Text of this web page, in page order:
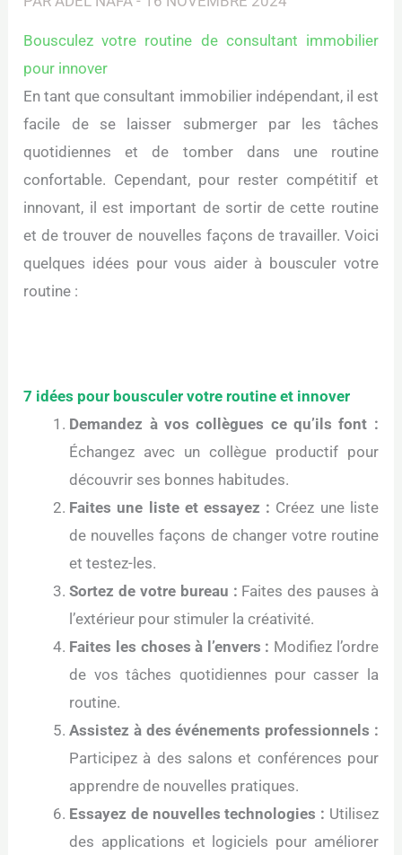
Bousculez votre routine de consultant immobilier
pour innover
En tant que consultant immobilier indépendant, il est
facile de se laisser submerger par les tâches
quotidiennes et de tomber dans une routine
confortable. Cependant, pour rester compétitif et
innovant, il est important de sortir de cette routine
et de trouver de nouvelles façons de travailler. Voici
quelques idées pour vous aider à bousculer votre
routine :
7 idées pour bousculer votre routine et innover
Demandez à vos collègues ce qu’ils font :
Échangez avec un collègue productif pour
découvrir ses bonnes habitudes.
Faites une liste et essayez : Créez une liste
de nouvelles façons de changer votre routine
et testez-les.
Sortez de votre bureau : Faites des pauses à
l’extérieur pour stimuler la créativité.
Faites les choses à l’envers : Modifiez l’ordre
de vos tâches quotidiennes pour casser la
routine.
Assistez à des événements professionnels :
Participez à des salons et conférences pour
apprendre de nouvelles pratiques.
Essayez de nouvelles technologies : Utilisez
des applications et logiciels pour améliorer